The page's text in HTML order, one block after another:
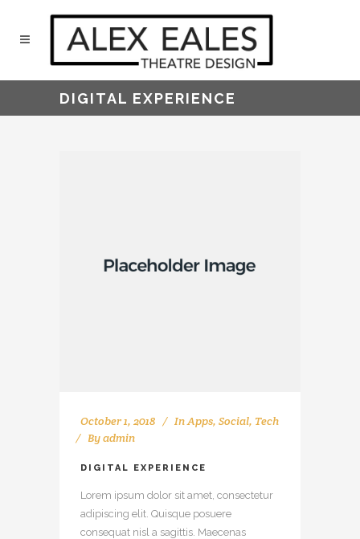
DIGITAL EXPERIENCE
October 1, 2018 InApps, Social, Tech
Byadmin
DIGITAL EXPERIENCE
Lorem ipsum dolor sit amet, consectetur
adipiscing elit. Quisque posuere
consequat nisl a sagittis. Maecenas